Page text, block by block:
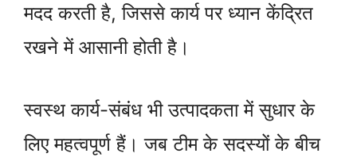
मदद करती है, जिससे कार्य पर ध्यान केंद्रित
रखने में आसानी होती है।
स्वस्थ कार्य-संबंध भी उत्पादकता में सुधार के
लिए महत्वपूर्ण हैं। जब टीम के सदस्यों के बीच